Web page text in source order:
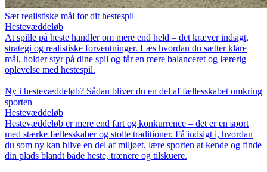
Sæt realistiske mål for dit hestespil
Hestevæddeløb
At spille på heste handler om mere end held – det kræver indsigt,
strategi og realistiske forventninger. Læs hvordan du sætter klare
mål, holder styr på dine spil og får en mere balanceret og lærerig
oplevelse med hestespil.
Ny i hestevæddeløb? Sådan bliver du en del af fællesskabet omkring
sporten
Hestevæddeløb
Hestevæddeløb er mere end fart og konkurrence – det er en sport
med stærke fællesskaber og stolte traditioner. Få indsigt i, hvordan
du som ny kan blive en del af miljøet, lære sporten at kende og finde
din plads blandt både heste, trænere og tilskuere.